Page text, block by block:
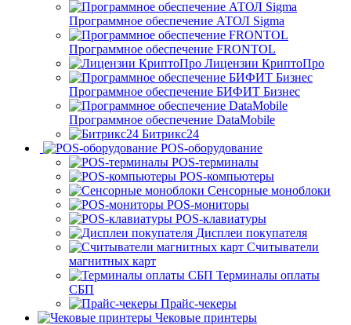
Программное обеспечение АТОЛ Sigma
Программное обеспечение FRONTOL
Лицензии КриптоПро
Программное обеспечение БИФИТ Бизнес
Программное обеспечение DataMobile
Битрикс24
POS-оборудование
POS-терминалы
POS-компьютеры
Сенсорные моноблоки
POS-мониторы
POS-клавиатуры
Дисплеи покупателя
Считыватели
магнитных карт
Терминалы оплаты
СБП
Прайс-чекеры
Чековые принтеры